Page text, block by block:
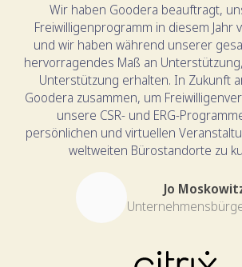
Wir haben Goodera beauftragt,
Freiwilligenprogramm in diesem Jahr
und wir haben während unserer
hervorragendes Maß an
Unterstützung erhalten. In Zukunft
Goodera zusammen, um
unsere CSR- und ERG-
persönlichen und virtuellen
weltweiten Bürostandorte zu
Jo